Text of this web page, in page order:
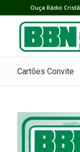
Ouça Rádio Cristã
Cartões Convite